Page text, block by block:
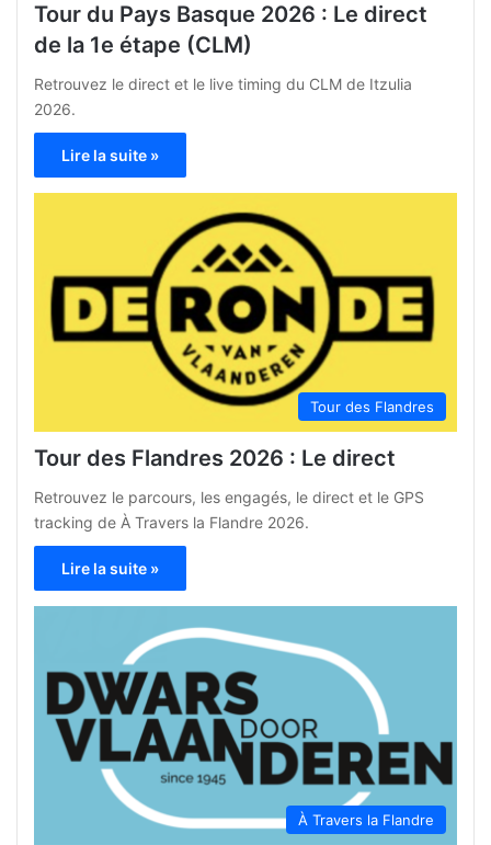
Tour du Pays Basque 2026 : Le direct
de la 1e étape (CLM)
Retrouvez le direct et le live timing du CLM de Itzulia
2026.
Lire la suite »
Tour des Flandres
Tour des Flandres 2026 : Le direct
Retrouvez le parcours, les engagés, le direct et le GPS
tracking de À Travers la Flandre 2026.
Lire la suite »
À Travers la Flandre